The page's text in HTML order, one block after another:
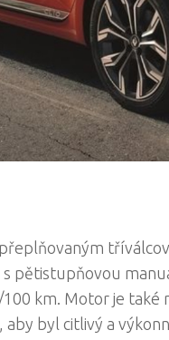
pětistupňovou
km. Motor je
byl citlivý a